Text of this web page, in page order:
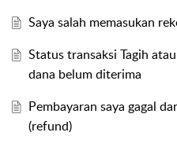
Saya salah memasukan
Status transaksi Tagih
dana belum diterima
Pembayaran saya gagal
(refund)